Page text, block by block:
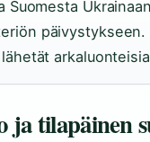
ja tilapäinen